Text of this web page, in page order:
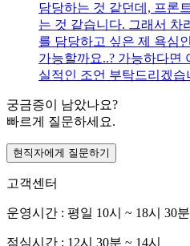
담당하는 것 같던데, 프론
는 것 같습니다. 그래서 차
를 담당하고 싶은 제 욕심
가능할까요..? 가능하다면
실적인 조언 부탁드리겠습
궁금증이 남았나요?
빠르게 질문하세요.
현직자에게 질문하기
고객센터
운영시간 : 평일 10시 ~ 18시 30
점심시간 : 12시 30분 ~ 14시